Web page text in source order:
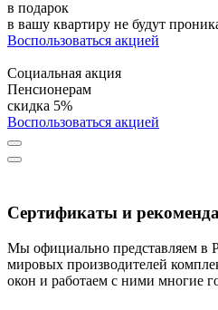
в подарок
в вашу квартиру не будут
Воспользоваться акцией
Социальная акция
Пенсионерам
скидка 5%
Воспользоваться акцией
Сертификаты и
Мы официально представляем в
мировых производителей
окон и работаем с ними многие